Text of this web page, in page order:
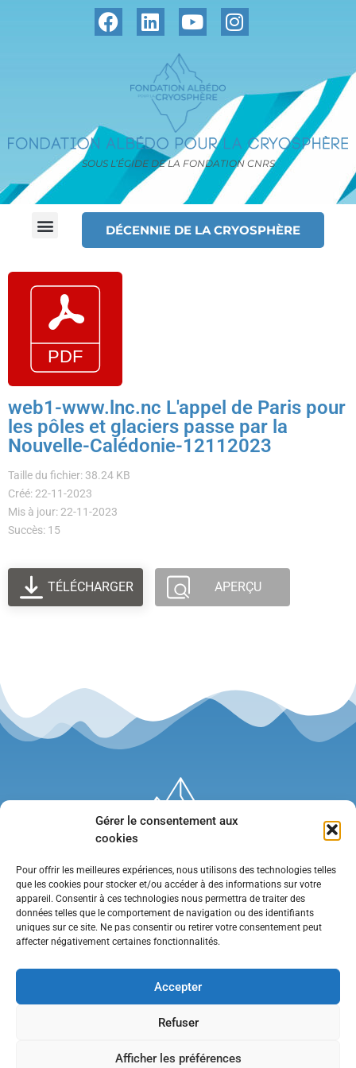
Gérer le consentement aux
cookies
Pour offrir les meilleures expériences, nous utilisons des technologies telles
que les cookies pour stocker et/ou accéder à des informations sur votre
appareil. Consentir à ces technologies nous permettra de traiter des
données telles que le comportement de navigation ou des identifiants
uniques sur ce site. Ne pas consentir ou retirer votre consentement peut
affecter négativement certaines fonctionnalités.
Accepter
Refuser
Afficher les préférences
SOUS L’ÉGIDE DE LA FONDATION CNRS
DÉCENNIE DE LA CRYOSPHÈRE
web1-www.lnc.nc L'appel de Paris pour
les pôles et glaciers passe par la
Nouvelle-Calédonie-12112023
Taille du fichier: 38.24 KB
Créé: 22-11-2023
Mis à jour: 22-11-2023
Succès: 15
TÉLÉCHARGER APERÇU
•Contact